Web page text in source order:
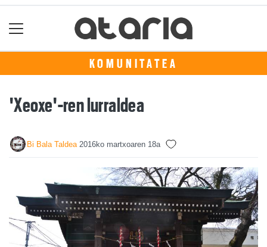
KOMUNITATEA
'Xeoxe'-ren lurraldea
Bi Bala Taldea 2016ko martxoaren 18a